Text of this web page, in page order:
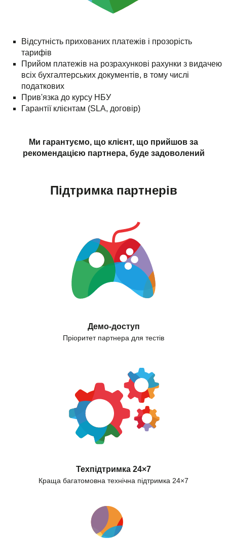
Відсутність прихованих платежів і прозорість
тарифів
Прийом платежів на розрахункові рахунки з видачею
всіх бухгалтерських документів, в тому числі
податкових
Прив'язка до курсу НБУ
Гарантії клієнтам (SLA, договір)
Ми гарантуємо, що клієнт, що прийшов за
рекомендацією партнера, буде задоволений
Підтримка партнерів
Демо-доступ
Пріоритет партнера для тестів
Техпідтримка 24×7
Краща багатомовна технічна підтримка 24×7